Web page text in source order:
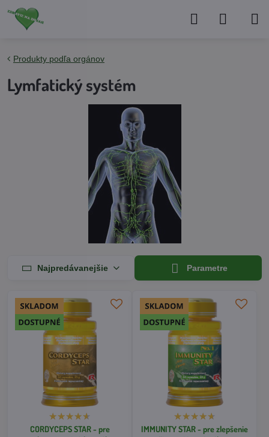
Produkty podľa orgánov
Lymfatický systém
Najpredávanejšie Parametre
CORDYCEPS STAR - pre
IMMUNITY STAR - pre zlepšenie